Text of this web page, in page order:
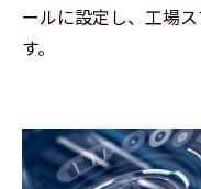
ールに設定し、工場
す。